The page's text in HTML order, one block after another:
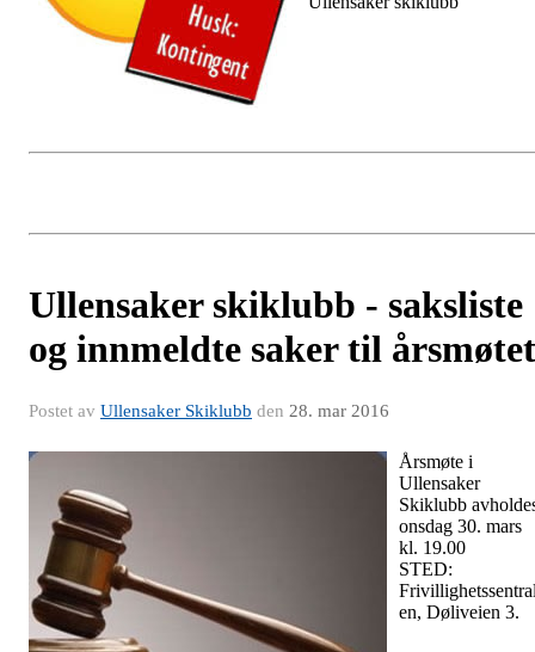
Ullensaker skiklubb - saksliste
og innmeldte saker til årsmøtet
Postet av Ullensaker Skiklubb den 28. mar 2016
Årsmøte i
Ullensaker
Skiklubb
onsdag 30. mars
kl. 19.00
STED:
en, Døliveien 3.